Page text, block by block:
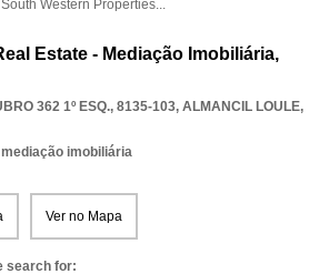
Western Properties...
Estate - Mediação Imobiliária,
362 1º ESQ., 8135-103, ALMANCIL LOULE,
imobiliária
Ver no Mapa
search for: